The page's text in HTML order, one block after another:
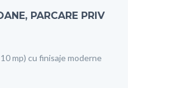
PARCARE PRIV
mp) cu finisaje moderne